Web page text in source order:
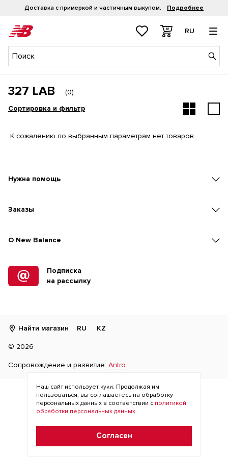
Доставка с примеркой и частичным выкупом. Подробнее
RU
327 LAB (0)
Сортировка и фильтр
К сожалению по выбранным параметрам нет товаров
Нужна помощь
Заказы
O New Balance
Подписка
на рассылку
Найти магазин RU KZ
© 2026
Сопровождение и развитие: Antro
Наш сайт использует куки. Продолжая им
пользоваться, вы соглашаетесь на обработку
персональных данных в соответствии с политикой
обработки персональных данных
Согласен